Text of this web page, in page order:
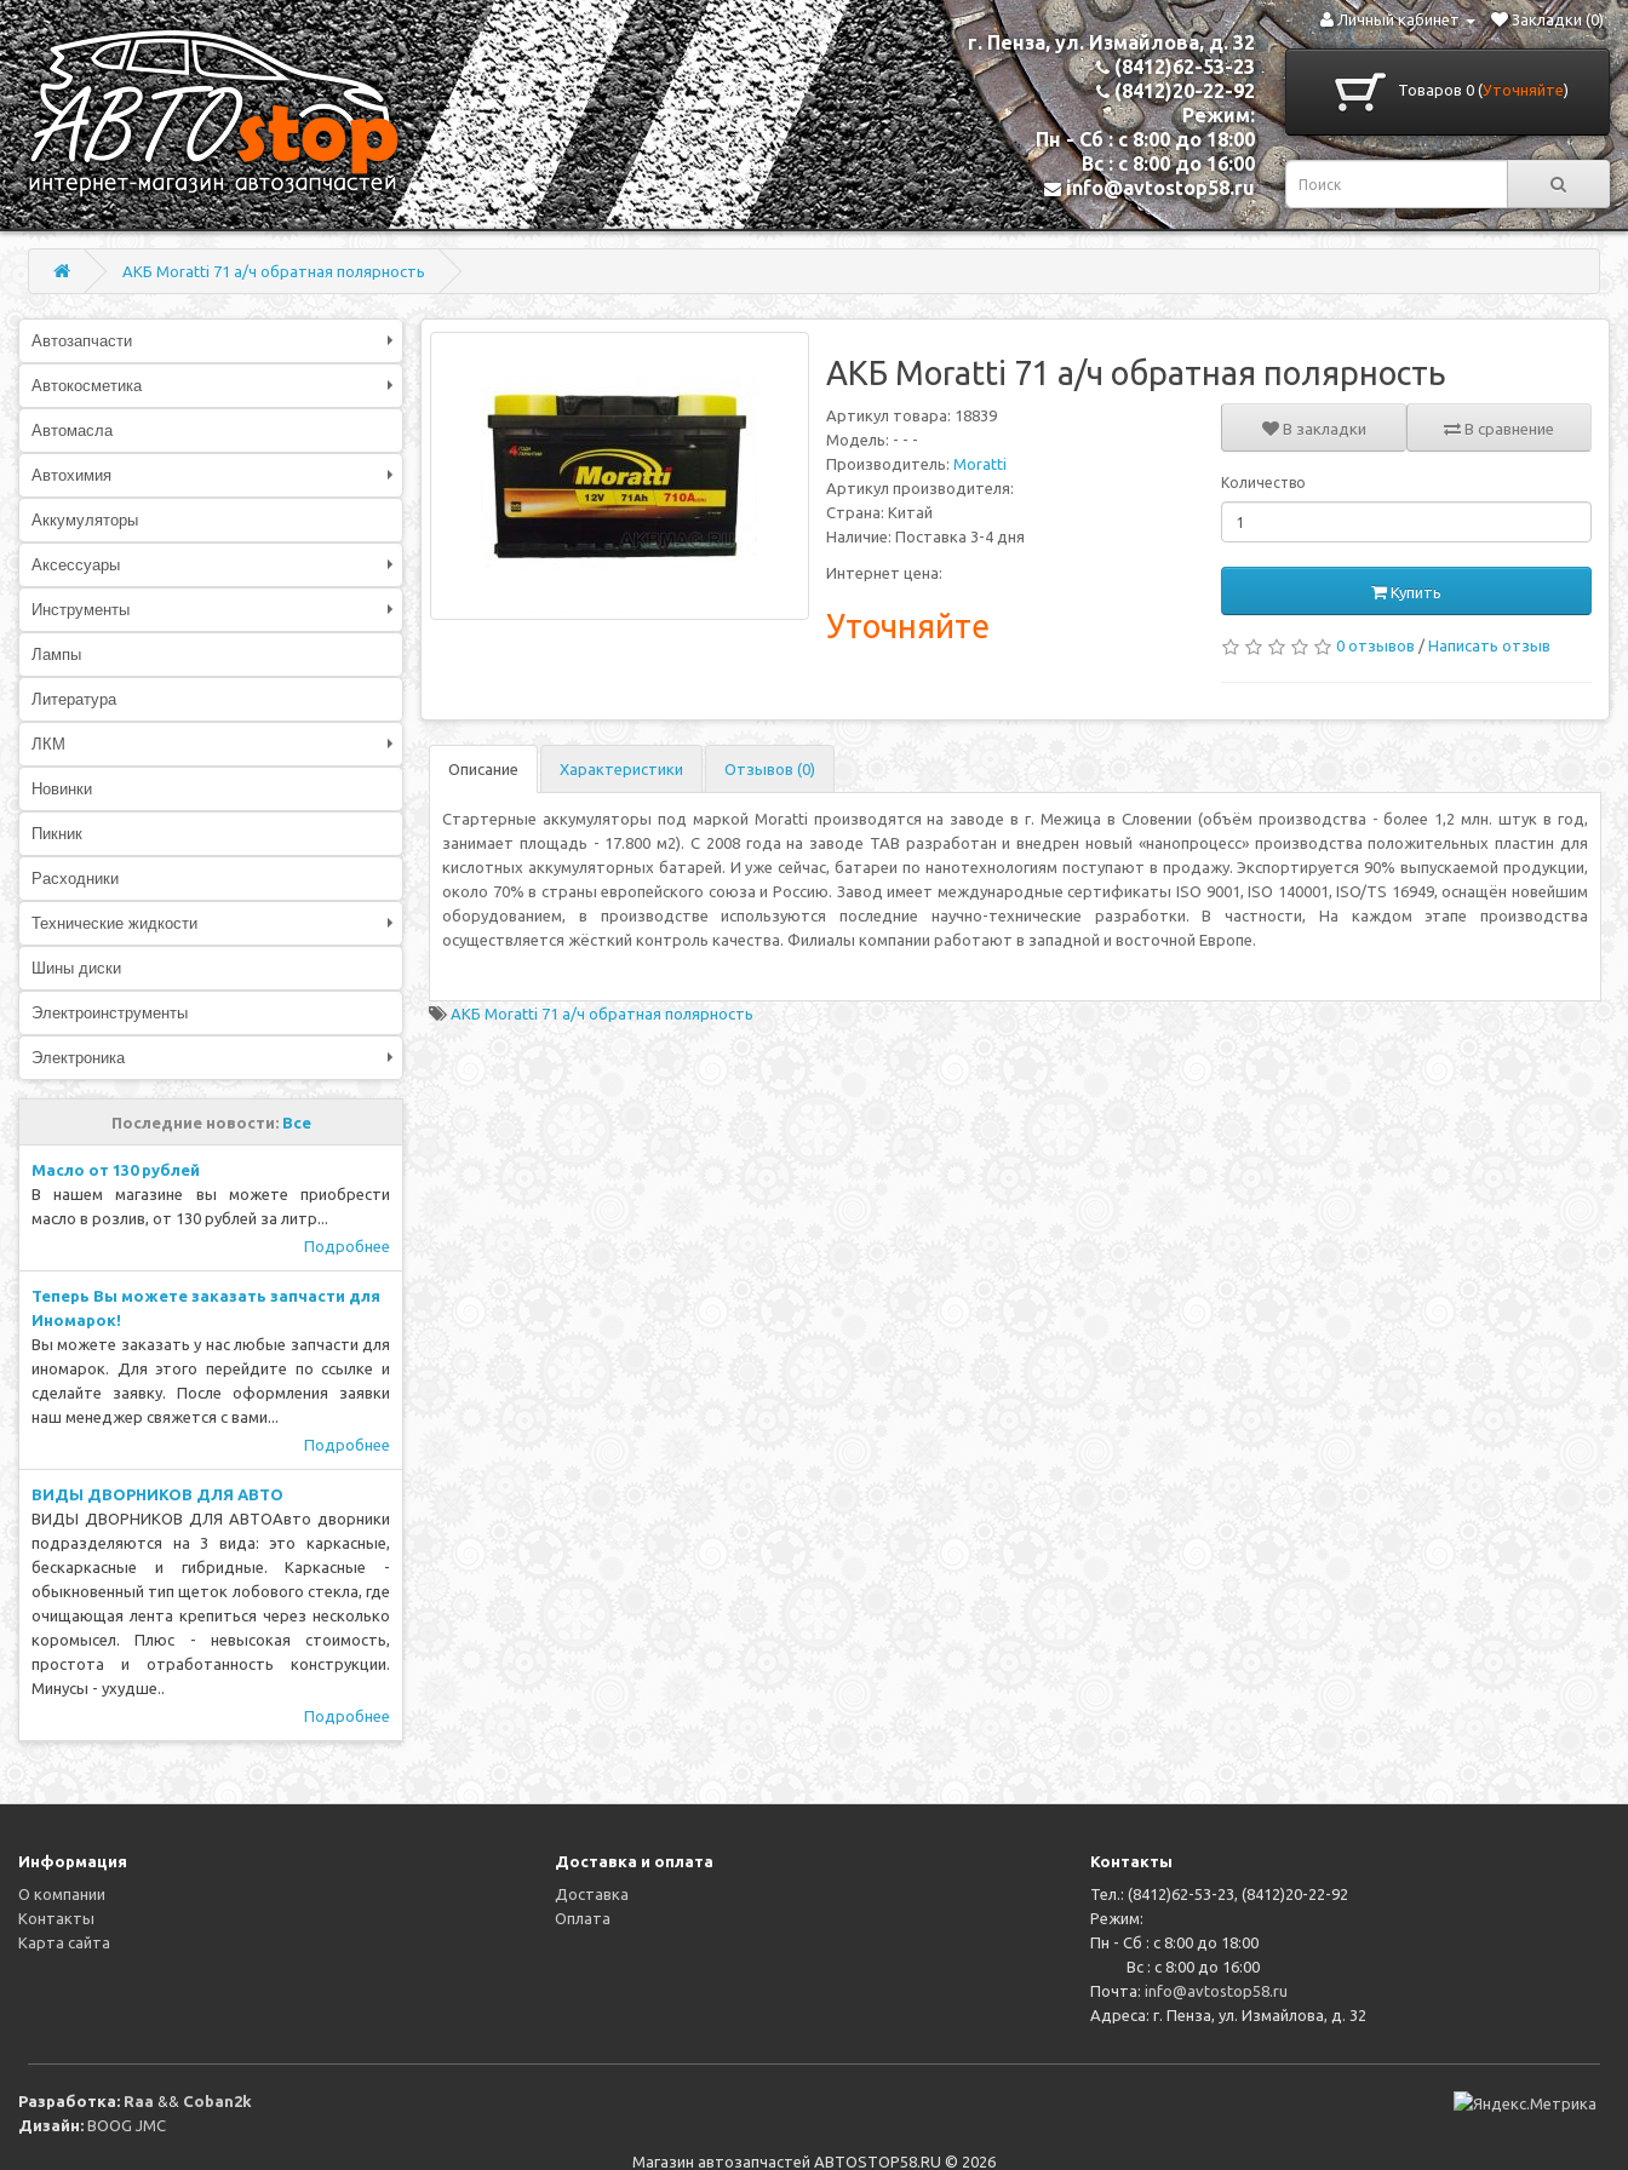
г. Пенза, ул. Измайлова, д. 32
(8412)62-53-23
(8412)20-22-92
Режим:
Пн - Сб : с 8:00 до 18:00
Вс : с 8:00 до 16:00
info@avtostop58.ru
Личный кабинет Закладки (0)
Товаров 0 (Уточняйте)
АКБ Moratti 71 а/ч обратная полярность
Автозапчасти
Автокосметика
Автомасла
Автохимия
Аккумуляторы
Аксессуары
Инструменты
Лампы
Литература
ЛКМ
Новинки
Пикник
Расходники
Технические жидкости
Шины диски
Электроинструменты
Электроника
Последние новости: Все
Масло от 130 рублей
В нашем магазине вы можете приобрести
масло в розлив, от 130 рублей за литр...
Подробнее
Теперь Вы можете заказать запчасти для
Иномарок!
Вы можете заказать у нас любые запчасти для
иномарок. Для этого перейдите по ссылке и
сделайте заявку. После оформления заявки
наш менеджер свяжется с вами...
Подробнее
ВИДЫ ДВОРНИКОВ ДЛЯ АВТО
ВИДЫ ДВОРНИКОВ ДЛЯ АВТОАвто дворники
подразделяются на 3 вида: это каркасные,
бескаркасные и гибридные. Каркасные -
обыкновенный тип щеток лобового стекла, где
очищающая лента крепиться через несколько
коромысел. Плюс - невысокая стоимость,
простота и отработанность конструкции.
Минусы - ухудше..
Подробнее
АКБ Moratti 71 а/ч обратная полярность
Артикул товара: 18839
Модель: - - -
Производитель: Moratti
Артикул производителя:
Страна: Китай
Наличие: Поставка 3-4 дня
Интернет цена:
Уточняйте
В закладки В сравнение
Количество
Купить
0 отзывов /Написать отзыв
Описание Характеристики Отзывов (0)
Стартерные аккумуляторы под маркой Moratti производятся на заводе в г. Межица в Словении (объём производства - более 1,2 млн. штук в год,
занимает площадь - 17.800 м2). С 2008 года на заводе TAB разработан и внедрен новый «нанопроцесс» производства положительных пластин для
кислотных аккумуляторных батарей. И уже сейчас, батареи по нанотехнологиям поступают в продажу. Экспортируется 90% выпускаемой продукции,
около 70% в страны европейского союза и Россию. Завод имеет международные сертификаты ISO 9001, ISO 140001, ISO/TS 16949, оснащён новейшим
оборудованием, в производстве используются последние научно-технические разработки. В частности, На каждом этапе производства
осуществляется жёсткий контроль качества. Филиалы компании работают в западной и восточной Европе.
АКБ Moratti 71 а/ч обратная полярность
Информация
О компании
Контакты
Карта сайта
Доставка и оплата
Доставка
Оплата
Контакты
Тел.: (8412)62-53-23, (8412)20-22-92
Режим:
Пн - Сб : с 8:00 до 18:00
Вс : с 8:00 до 16:00
Почта:info@avtostop58.ru
Адреса: г. Пенза, ул. Измайлова, д. 32
Разработка: Raa && Coban2k
Дизайн: BOOG JMC
Магазин автозапчастей АВТОSTOP58.RU © 2026